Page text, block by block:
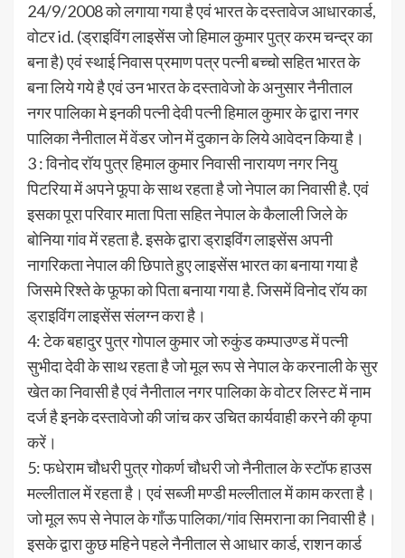
24/9/2008 को लगाया गया है एवं भारत के दस्तावेज आधारकार्ड,
वोटर id. (ड्राइविंग लाइसेंस जो हिमाल कुमार पुत्र करम चन्द्र का
बना है) एवं स्थाई निवास प्रमाण पत्र पत्नी बच्चो सहित भारत के
बना लिये गये है एवं उन भारत के दस्तावेजो के अनुसार नैनीताल
नगर पालिका मे इनकी पत्नी देवी पत्नी हिमाल कुमार के द्वारा नगर
पालिका नैनीताल में वेंडर जोन में दुकान के लिये आवेदन किया है।
3 : विनोद रॉय पुत्र हिमाल कुमार निवासी नारायण नगर नियु
पिटरिया में अपने फूपा के साथ रहता है जो नेपाल का निवासी है. एवं
इसका पूरा परिवार माता पिता सहित नेपाल के कैलाली जिले के
बोनिया गांव में रहता है. इसके द्वारा ड्राइविंग लाइसेंस अपनी
नागरिकता नेपाल की छिपाते हुए लाइसेंस भारत का बनाया गया है
जिसमे रिश्ते के फूफा को पिता बनाया गया है. जिसमें विनोद रॉय का
ड्राइविंग लाइसेंस संलग्न करा है।
4: टेक बहादुर पुत्र गोपाल कुमार जो रुकुंड कम्पाउण्ड में पत्नी
सुभीदा देवी के साथ रहता है जो मूल रूप से नेपाल के करनाली के सुर
खेत का निवासी है एवं नैनीताल नगर पालिका के वोटर लिस्ट में नाम
दर्ज है इनके दस्तावेजो की जांच कर उचित कार्यवाही करने की कृपा
करें।
5: फधेराम चौधरी पुत्र गोकर्ण चौधरी जो नैनीताल के स्टॉफ हाउस
मल्लीताल में रहता है। एवं सब्जी मण्डी मल्लीताल में काम करता है।
जो मूल रूप से नेपाल के गाँऊ पालिका/गांव सिमराना का निवासी है।
इसके द्वारा कुछ महिने पहले नैनीताल से आधार कार्ड, राशन कार्ड